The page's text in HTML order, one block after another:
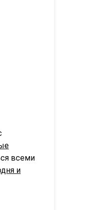
всеми
и